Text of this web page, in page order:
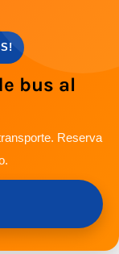
bus al
Reserva